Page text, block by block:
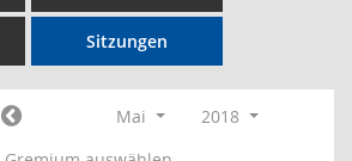
Sitzungen
Mai
2018